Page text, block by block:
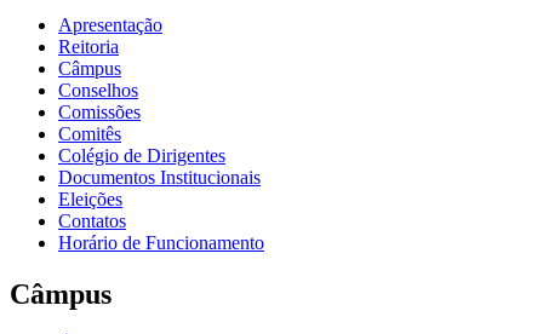
Apresentação
Reitoria
Câmpus
Conselhos
Comissões
Comitês
Colégio de Dirigentes
Documentos Institucionais
Eleições
Contatos
Horário de Funcionamento
Câmpus